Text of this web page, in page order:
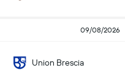
09/08/2026
Union Brescia